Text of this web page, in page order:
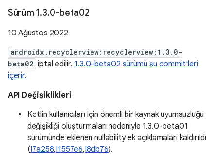
Sürüm 1.3.0-beta02
10 Ağustos 2022
androidx.recyclerview:recyclerview:1.3.0-
beta02 iptal edilir. 1.3.0-beta02 sürümü şu commit'leri
içerir.
API Değişiklikleri
Kotlin kullanıcıları için önemli bir kaynak uyumsuzluğu
değişikliği oluşturmaları nedeniyle 1.3.0-beta01
sürümünde eklenen nullability ek açıklamaları kaldırıldı
(I7a258,I1557e6,I8db76).